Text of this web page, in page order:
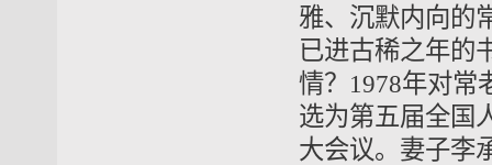
雅、沉默内向的
已进古稀之年的
情？1978年对常
选为第五届全国
大会议。妻子李